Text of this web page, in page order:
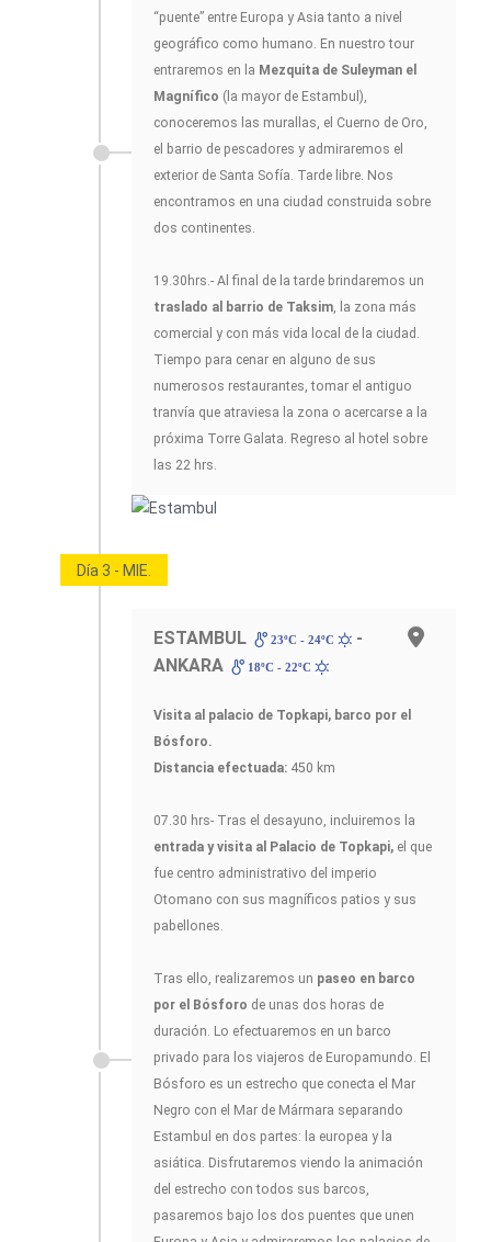
“puente” entre Europa y Asia tanto a nivel
geográfico como humano. En nuestro tour
entraremos en la Mezquita de Suleyman el
Magnífico (la mayor de Estambul),
conoceremos las murallas, el Cuerno de Oro,
el barrio de pescadores y admiraremos el
exterior de Santa Sofía. Tarde libre. Nos
encontramos en una ciudad construida sobre
dos continentes.
19.30hrs.- Al final de la tarde brindaremos un
traslado al barrio de Taksim, la zona más
comercial y con más vida local de la ciudad.
Tiempo para cenar en alguno de sus
numerosos restaurantes, tomar el antiguo
tranvía que atraviesa la zona o acercarse a la
próxima Torre Galata. Regreso al hotel sobre
las 22 hrs.
Día 3 - MIE.
ESTAMBUL 23ºC - 24ºC
-
ANKARA
18ºC - 22ºC
Visita al palacio de Topkapi, barco por el
Bósforo.
Distancia efectuada: 450 km
07.30 hrs- Tras el desayuno, incluiremos la
entrada y visita al Palacio de Topkapi, el que
fue centro administrativo del imperio
Otomano con sus magníficos patios y sus
pabellones.
Tras ello, realizaremos un paseo en barco
por el Bósforo de unas dos horas de
duración. Lo efectuaremos en un barco
privado para los viajeros de Europamundo. El
Bósforo es un estrecho que conecta el Mar
Negro con el Mar de Mármara separando
Estambul en dos partes: la europea y la
asiática. Disfrutaremos viendo la animación
del estrecho con todos sus barcos,
pasaremos bajo los dos puentes que unen